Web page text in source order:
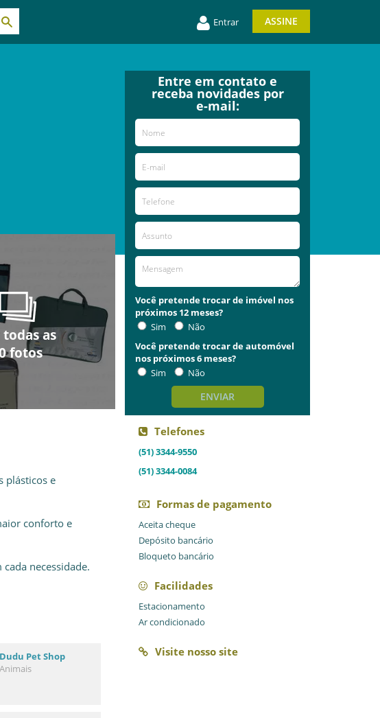
Entrar ASSINE
todas as
fotos
todas as
fotos
todas as
fotos
todas as
fotos
todas as
fotos
todas as
fotos
todas as
fotos
todas as
fotos
todas as
fotos
todas as
fotos
plásticos e
conforto e
necessidade.
Dudu Pet Shop
Animais
Entre em contato e
receba novidades por
e-mail:
Você pretende trocar de imóvel nos
próximos 12 meses?
Sim
Não
Você pretende trocar de automóvel
nos próximos 6 meses?
Sim
Não
ENVIAR
Telefones
(51) 3344-9550
(51) 3344-0084
Formas de pagamento
Aceita cheque
Depósito bancário
Bloqueto bancário
Facilidades
Estacionamento
Ar condicionado
Visite nosso site